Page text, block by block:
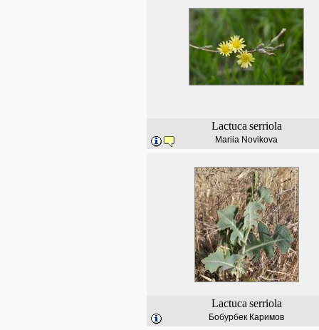
Lactuca serriola
Mariia Novikova
Lactuca serriola
Бобурбек Каримов